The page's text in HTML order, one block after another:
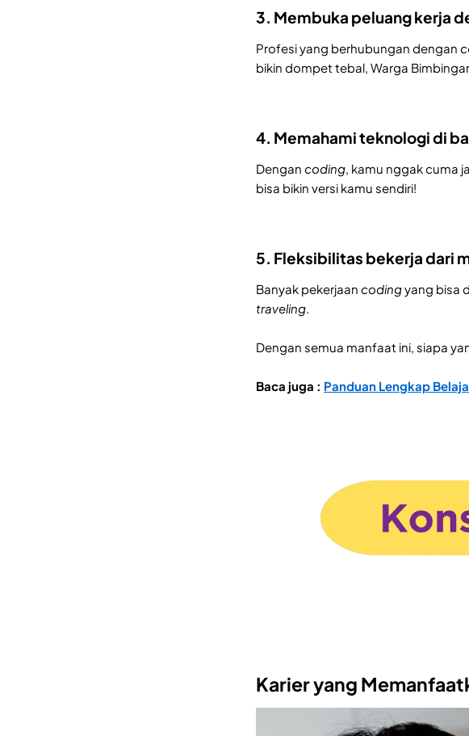
3. Membuka peluang kerja
Profesi yang berhubungan dengan
bikin dompet tebal, Warga
4. Memahami teknologi di
Dengan coding, kamu nggak cuma
bisa bikin versi kamu sendiri!
5. Fleksibilitas bekerja dari
Banyak pekerjaan codingyang bisa
traveling.
Dengan semua manfaat ini, siapa
Baca juga : Panduan Lengkap
Karier yang